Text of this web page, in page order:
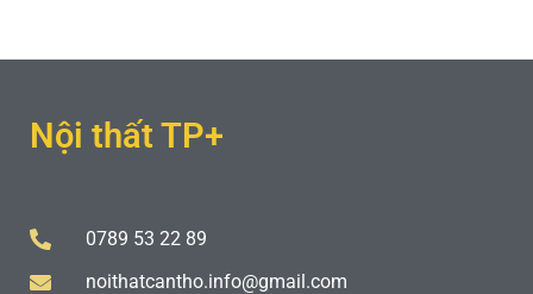
Nội thất TP+
0789 53 22 89
noithatcantho.info@gmail.com